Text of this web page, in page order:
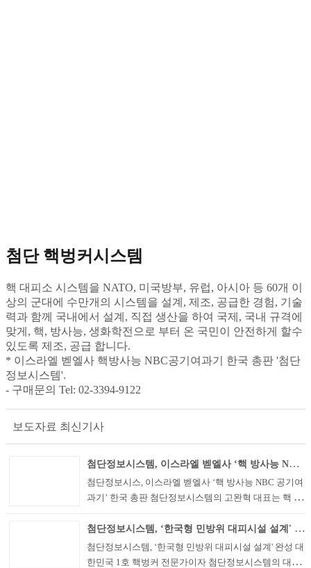
첨단 핵벙커시스템
핵 대피소 시스템을 NATO, 미국방부, 유럽, 아시아 등 60개 이
상의 군대에 수만개의 시스템을 설계, 제조, 공급한 경험, 기술
력과 함께 국내에서 설계, 직접 생산을 하여 국제, 국내 규격에
맞게, 핵, 방사능, 생화학전으로 부터 온 국민이 안전하게 할수
있도록 제조, 공급 합니다.
* 이스라엘 벧엘사 핵방사능 NBC공기여과기 한국 총판 '첨단
정보시스템'.
- 구매문의 Tel: 02-3394-9122
보도자료 최신기사
첨단정보시스템, 이스라엘 벧엘사 ‘핵 방사능 NBC 공기여과기’ 한국 총판
첨단정보시스, 이스라엘 벧엘사 ‘핵 방사능 NBC 공기여
과기’ 한국 총판 첨단정보시스템의 고완혁 대표는 핵 대
첨단시스템 설계‘ 전문가로서, 이스라엘 벧엘(Beth-El In
dustries)사의 핵 및 방사능 NBC (Nuclear, Biological, Ch
emical) 공기여과...
첨단정보시스템, ‘한국형 민방위 대피시설 설계' 완성
첨단정보시스템, ‘한국형 민방위 대피시설 설계' 완성 대
한민국 1호 핵벙커 전문가이자 첨단정보시스템의 대표